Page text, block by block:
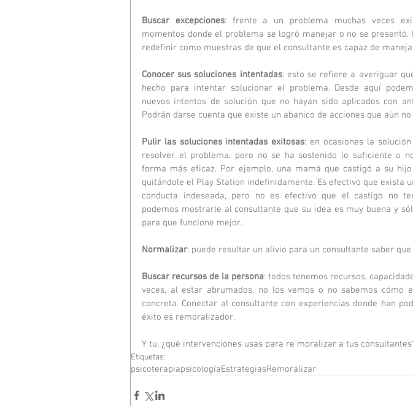
Buscar excepciones: frente a un problema muchas veces
momentos donde el problema se logró manejar o no se presentó.
redefinir como muestras de que el consultante es capaz de
Conocer sus soluciones intentadas: esto se refiere a averiguar
hecho para intentar solucionar el problema. Desde aquí
nuevos intentos de solución que no hayan sido aplicados con
Podrán darse cuenta que existe un abanico de acciones que aún
Pulir las soluciones intentadas exitosas: en ocasiones la
resolver el problema, pero no se ha sostenido lo suficiente o
forma más eficaz. Por ejemplo, una mamá que castigó a su
quitándole el Play Station indefinidamente. Es efectivo que exista
conducta indeseada, pero no es efectivo que el castigo no
podemos mostrarle al consultante que su idea es muy buena y
para que funcione mejor.
Normalizar: puede resultar un alivio para un consultante saber
Buscar recursos de la persona: todos tenemos recursos,
veces, al estar abrumados, no los vemos o no sabemos cómo
concreta. Conectar al consultante con experiencias donde han
éxito es remoralizador.
Y tu, ¿qué intervenciones usas para re moralizar a tus
Etiquetas:
psicoterapiapsicologíaEstrategiasRemoralizar